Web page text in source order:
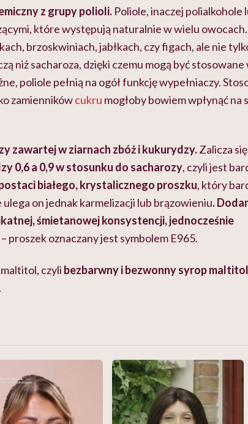
z grupy polioli. Poliole, inaczej polialkohole
które występują naturalnie w wielu owocach.
brzoskwiniach, jabłkach, czy figach, ale nie
niż sacharoza, dzięki czemu mogą być stosowane
poliole pełnią na ogół funkcję wypełniaczy.
zamiennikówcukru mogłoby bowiem wpłynąć
zawartej w ziarnach zbóż i kukurydzy.Zalicza
0,6 a 0,9 w stosunku do sacharozy, czyli jest
białego, krystalicznego proszku, który
on jednak karmelizacji lub brązowieniu.
śmietanowej konsystencji, jednocześnie
proszek oznaczany jest symbolem E965.
czyli bezbarwny i bezwonny syrop